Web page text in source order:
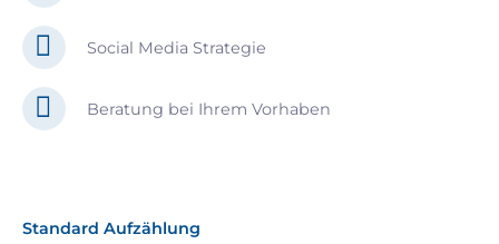
Social Media Strategie
Beratung bei Ihrem Vorhaben
Standard Aufzählung